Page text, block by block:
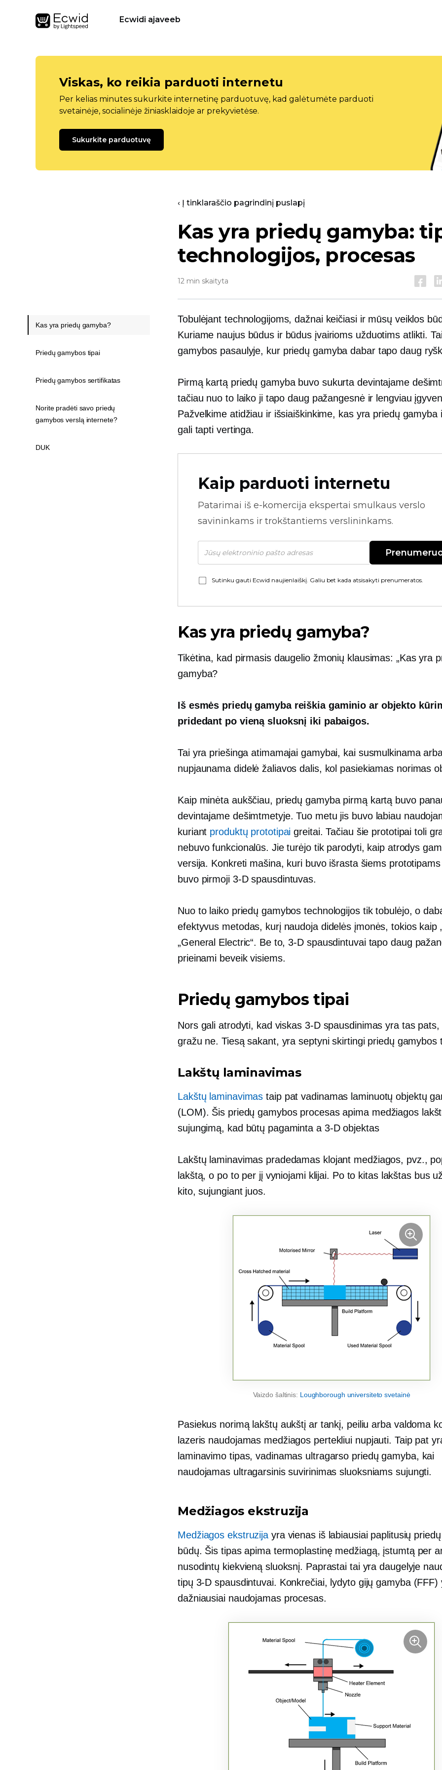
Ecwidi ajaveeb
Viskas, ko reikia parduoti internetu
Per kelias minutes sukurkite internetinę parduotuvę, kad galėtumėte parduoti
svetainėje, socialinėje žiniasklaidoje ar prekyvietėse.
Sukurkite parduotuvę
‹ Į tinklaraščio pagrindinį puslapį
Kas yra priedų gamyba:
technologijos, procesas
12 min skaityta
Tobulėjant technologijoms, dažnai keičiasi ir mūsų veiklos
Kuriame naujus būdus ir būdus įvairioms užduotims atlikti.
gamybos pasaulyje, kur priedų gamyba dabar tapo daug
Pirmą kartą priedų gamyba buvo sukurta devintajame
tačiau nuo to laiko ji tapo daug pažangesnė ir lengviau
Pažvelkime atidžiau ir išsiaiškinkime, kas yra priedų gamyba
gali tapti vertinga.
Kaip parduoti internetu
Patarimai iš e-komercija ekspertai smulkaus verslo
savininkams ir trokštantiems verslininkams.
Sutinku gauti Ecwid naujienlaiškį. Galiu bet kada atsisakyti prenumeratos.
Kas yra priedų gamyba?
Tikėtina, kad pirmasis daugelio žmonių klausimas: „Kas yra
gamyba?
Iš esmės priedų gamyba reiškia gaminio ar objekto
pridedant po vieną sluoksnį iki pabaigos.
Tai yra priešinga atimamajai gamybai, kai susmulkinama
nupjaunama didelė žaliavos dalis, kol pasiekiamas norimas
Kaip minėta aukščiau, priedų gamyba pirmą kartą buvo
devintajame dešimtmetyje. Tuo metu jis buvo labiau
kuriant produktų prototipai greitai. Tačiau šie prototipai toli
nebuvo funkcionalūs. Jie turėjo tik parodyti, kaip atrodys
versija. Konkreti mašina, kuri buvo išrasta šiems
buvo pirmoji 3-Dspausdintuvas.
Nuo to laiko priedų gamybos technologijos tik tobulėjo, o
efektyvus metodas, kurį naudoja didelės įmonės, tokios kaip
„General Electric“. Be to,3-D spausdintuvai tapo daug
prieinami beveik visiems.
Priedų gamybos tipai
Nors gali atrodyti, kad viskas 3-Dspausdinimas yra tas pats,
gražu ne. Tiesą sakant, yra septyni skirtingi priedų gamybos
Lakštų laminavimas
Lakštų laminavimas taip pat vadinamas laminuotų objektų
(LOM). Šis priedų gamybos procesas apima medžiagos
sujungimą, kad būtų pagaminta a 3-Dobjektas
Lakštų laminavimas pradedamas klojant medžiagos, pvz.,
lakštą, o po to per jį vyniojami klijai. Po to kitas lakštas bus
kito, sujungiant juos.
Vaizdo šaltinis: Loughborough universiteto svetainė
Pasiekus norimą lakštų aukštį ar tankį, peiliu arba valdoma
lazeris naudojamas medžiagos pertekliui nupjauti. Taip pat
laminavimo tipas, vadinamas ultragarso priedų gamyba, kai
naudojamas ultragarsinis suvirinimas sluoksniams sujungti.
Medžiagos ekstruzija
Medžiagos ekstruzija yra vienas iš labiausiai paplitusių
būdų. Šis tipas apima termoplastinę medžiagą, įstumtą per
nusodintų kiekvieną sluoksnį. Paprastai tai yra daugelyje
tipų 3-D spausdintuvai. Konkrečiai, lydyto gijų gamyba (FFF)
dažniausiai naudojamas procesas.
Kas yra priedų gamyba?
Priedų gamybos tipai
Priedų gamybos sertifikatas
Norite pradėti savo priedų
gamybos verslą internete?
DUK